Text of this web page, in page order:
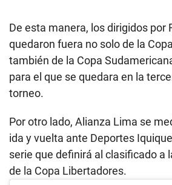
De esta manera, los dirigidos por
quedaron fuera no solo de la
también de la Copa
para el que se quedara en la
torneo.
Por otro lado, Alianza Lima se
ida y vuelta ante Deportes
serie que definirá al clasificado a
de la Copa Libertadores.